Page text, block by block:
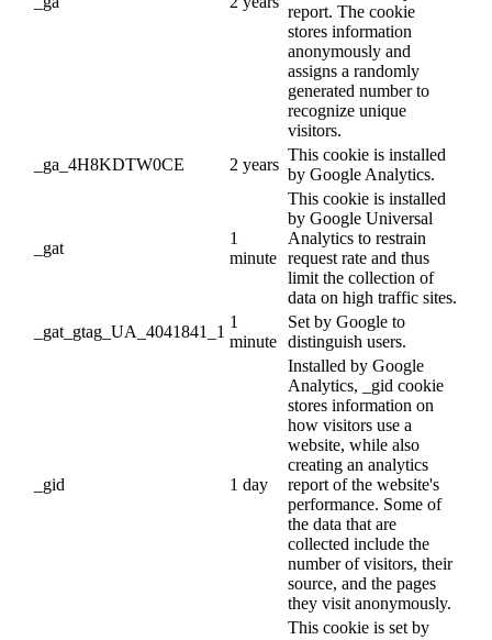
report. The cookie
stores information
anonymously and
assigns a randomly
generated number to
recognize unique
visitors.
_ga_4H8KDTW0CE
2 years
This cookie is installed
by Google Analytics.
_gat
1
minute
This cookie is installed
by Google Universal
Analytics to restrain
request rate and thus
limit the collection of
data on high traffic sites.
_gat_gtag_UA_4041841_1
1
minute
Set by Google to
distinguish users.
_gid 1 day
Installed by Google
Analytics, _gid cookie
stores information on
how visitors use a
website, while also
creating an analytics
report of the website's
performance. Some of
the data that are
collected include the
number of visitors, their
source, and the pages
they visit anonymously.
This cookie is set by